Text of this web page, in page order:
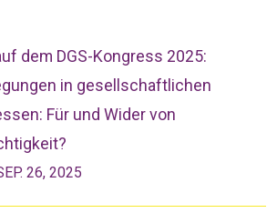
dem DGS-Kongress 2025:
in gesellschaftlichen
Für und Wider von
26, 2025